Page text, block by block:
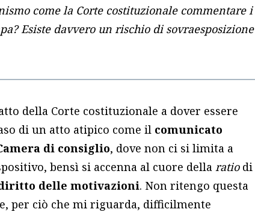
come la Corte costituzionale commentare i
Esiste davvero un rischio di sovraesposizione
della Corte costituzionale a dover essere
di un atto atipico come il comunicato
di consiglio, dove non ci si limita a
bensì si accenna al cuore dellaratio di
delle motivazioni. Non ritengo questa
per ciò che mi riguarda, difficilmente